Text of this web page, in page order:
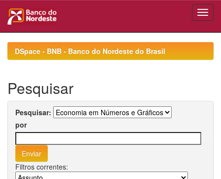
navigationDSpace - BNB - Banco do Nordeste do Brasil
Pesquisar
Pesquisar:
por
Filtros correntes: